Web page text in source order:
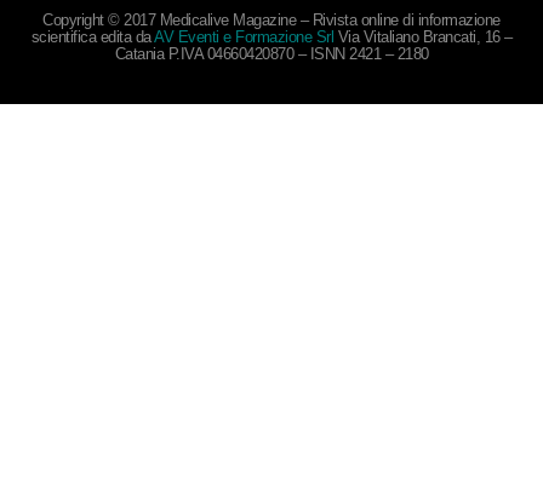
Copyright © 2017 Medicalive Magazine – Rivista online di informazione
scientifica edita daAV Eventi e Formazione Srl Via Vitaliano Brancati, 16 –
Catania P.IVA 04660420870 – ISNN 2421 – 2180